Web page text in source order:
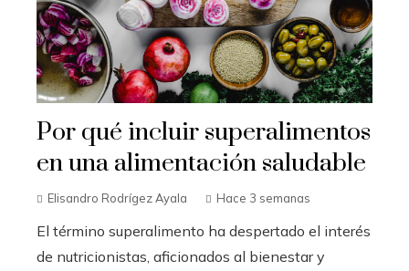
Por qué incluir superalimentos
en una alimentación saludable
Elisandro Rodrígez Ayala Hace 3 semanas
El término superalimento ha despertado el interés
de nutricionistas, aficionados al bienestar y